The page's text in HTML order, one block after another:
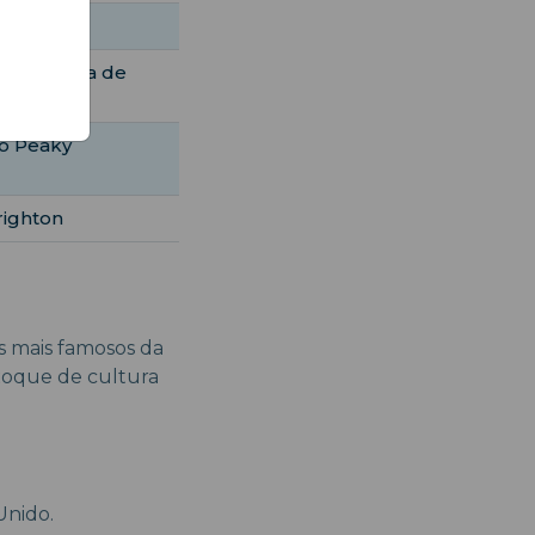
a casa de
Peaky
famosos da
de cultura